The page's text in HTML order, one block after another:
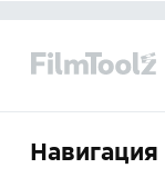
Навигация